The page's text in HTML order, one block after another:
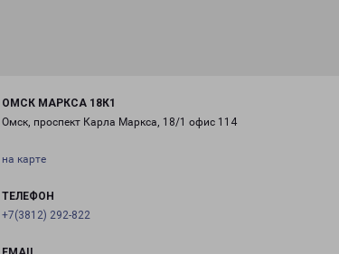
ОМСК МАРКСА 18К1
Омск, проспект Карла Маркса, 18/1 офис 114
на карте
ТЕЛЕФОН
+7(3812) 292-822
EMAIL